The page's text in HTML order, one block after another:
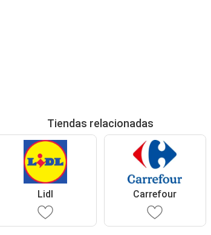
Tiendas relacionadas
Lidl Carrefour